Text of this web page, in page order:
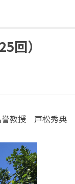
回）
誉教授 戸松秀典